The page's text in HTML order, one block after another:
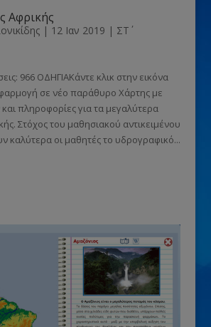
Αφρικής
| 12 Ιαν 2019 | ΣΤ΄
966 ΟΔΗΓΙΑΚάντε κλικ στην εικόνα
σε νέο παράθυρο Χάρτης με
πληροφορίες για τα μεγαλύτερα
Στόχος του μαθησιακού αντικειμένου
καλύτερα οι μαθητές το υδρογραφικό...